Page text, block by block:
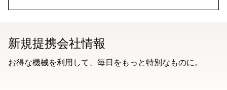
新規提携会社情報
お得な機械を利用して、毎日をもっと特別なものに。